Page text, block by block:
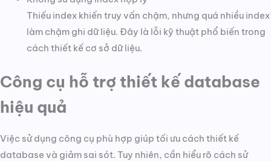
Thiếu index khiến truy vấn chậm, nhưng quá nhiều index
làm chậm ghi dữ liệu. Đây là lỗi kỹ thuật phổ biến trong
cách thiết kế cơ sở dữ liệu.
Công cụ hỗ trợ thiết kế database
hiệu quả
Việc sử dụng công cụ phù hợp giúp tối ưu cách thiết kế
database và giảm sai sót. Tuy nhiên, cần hiểu rõ cách sử